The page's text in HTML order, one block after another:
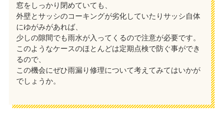
窓をしっかり閉めていても、
外壁とサッシのコーキングが劣化していたりサッシ自体
にゆがみがあれば、
少しの隙間でも雨水が入ってくるので注意が必要です。
このようなケースのほとんどは定期点検で防ぐ事ができ
るので、
この機会にぜひ雨漏り修理について考えてみてはいかが
でしょうか。